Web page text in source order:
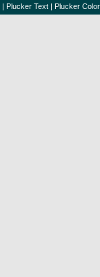
| Plucker Text | Plucker Color